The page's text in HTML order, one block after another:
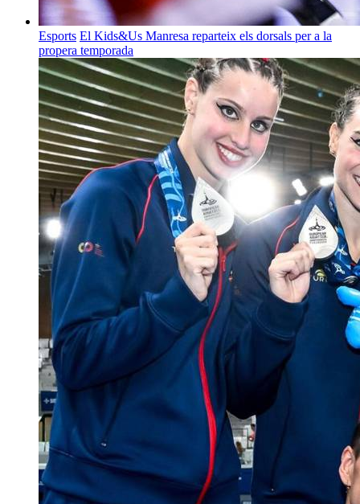
Esports El Kids&Us Manresa reparteix els dorsals per a la
propera temporada